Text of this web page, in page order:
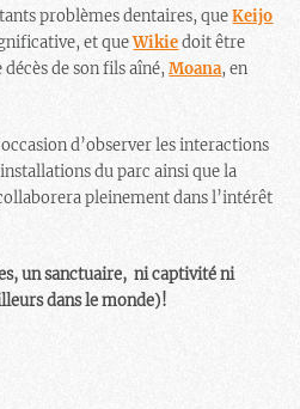
problèmes dentaires, queKeijo
et queWikiedoit être
de son fils aîné,Moana, en
d’observer les interactions
du parc ainsi que la
pleinement dans l’intérêt
un sanctuaire, ni captivité ni
dans le monde)!